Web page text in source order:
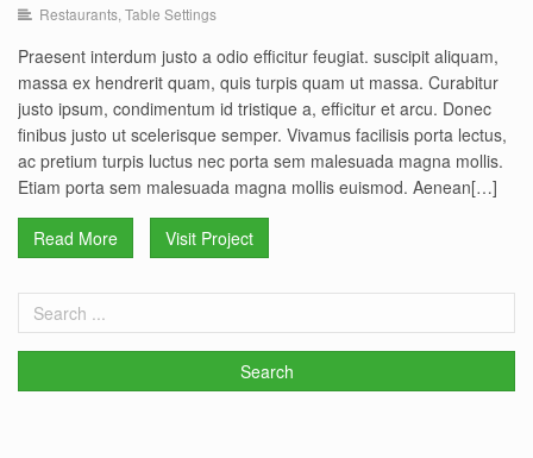
Restaurants Table Settings
Restaurants, Table Settings
Praesent interdum justo a odio efficitur feugiat. suscipit aliquam,
massa ex hendrerit quam, quis turpis quam ut massa. Curabitur
justo ipsum, condimentum id tristique a, efficitur et arcu. Donec
finibus justo ut scelerisque semper. Vivamus facilisis porta lectus,
ac pretium turpis luctus nec porta sem malesuada magna mollis.
Etiam porta sem malesuada magna mollis euismod. Aenean[…]
Read More Visit Project